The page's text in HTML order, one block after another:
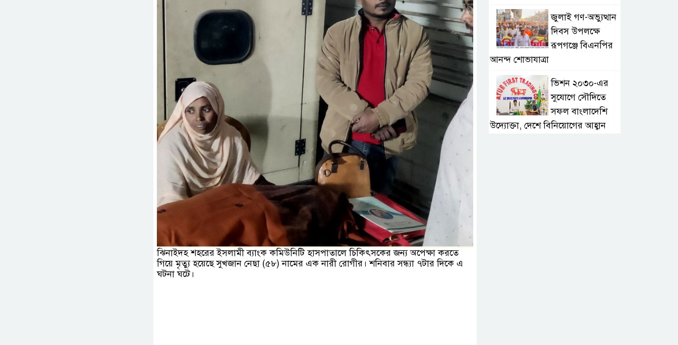
ঝিনাইদহ শহরের ইসলামী ব্যাংক কমিউনিটি হাসপাতালে চিকিৎসকের জন্য অপেক্ষা করতে
গিয়ে মৃত্যু হয়েছে সুখজান নেছা (৫৮) নামের এক নারী রোগীর। শনিবার সন্ধ্যা ৭টার দিকে এ
ঘটনা ঘটে।
জুলাই গণ-অভ্যুত্থান
দিবস উপলক্ষে
রূপগঞ্জে বিএনপির
আনন্দ শোভাযাত্রা
ভিশন ২০৩০-এর
সুযোগে সৌদিতে
সফল বাংলাদেশি
উদ্যোক্তা, দেশে বিনিয়োগের আহ্বান